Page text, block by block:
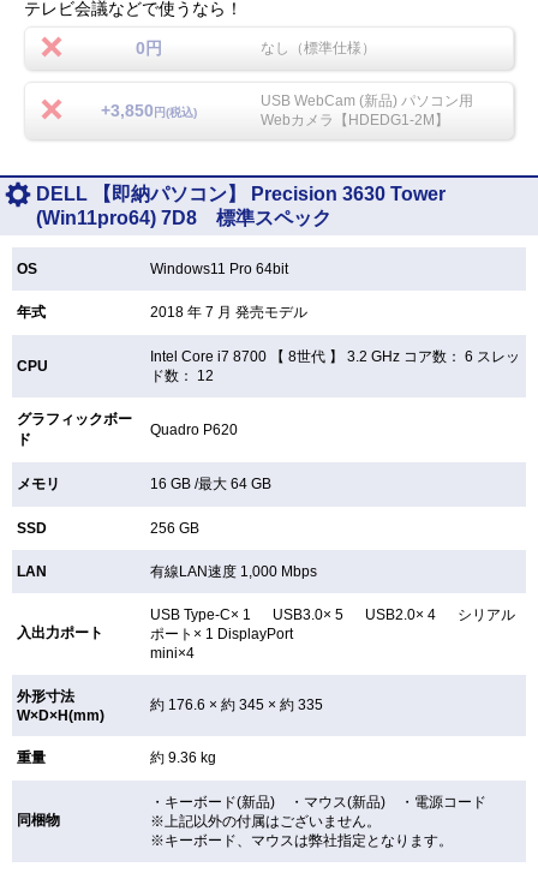
テレビ会議などで使うなら！
0円 なし（標準仕様）
+3,850 円(税込)
USB WebCam (新品) パソコン用
Webカメラ【HDEDG1-2M】
DELL 【即納パソコン】 Precision 3630 Tower
(Win11pro64) 7D8 標準スペック
OS Windows11 Pro 64bit
年式 2018 年 7 月 発売モデル
CPU
Intel Core i7 8700 【8世代 】 3.2 GHz コア数： 6 スレッ
ド数： 12
グラフィックボー
ド
Quadro P620
メモリ 16 GB /最大 64 GB
SSD 256 GB
LAN 有線LAN速度 1,000 Mbps
入出力ポート
USB Type-C× 1 USB3.0× 5 USB2.0× 4 シリアル
ポート× 1 DisplayPort
mini×4
外形寸法
W×D×H(mm)
約 176.6 × 約 345 × 約 335
重量 約 9.36 kg
同梱物
・キーボード(新品) ・マウス(新品) ・電源コード
※上記以外の付属はございません。
※キーボード、マウスは弊社指定となります。